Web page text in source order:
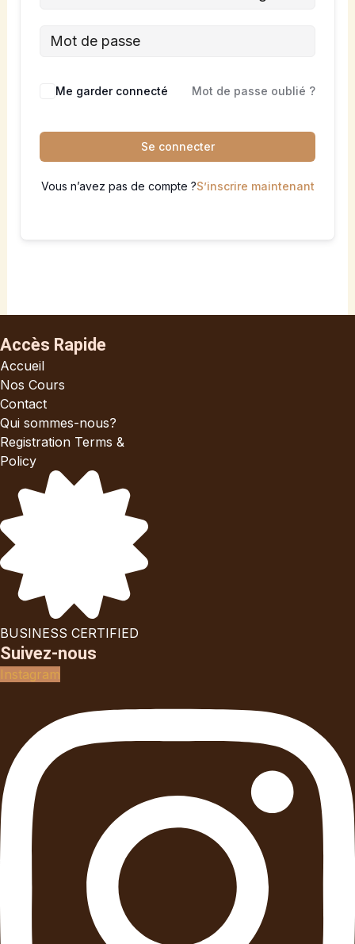
Me garder connecté Mot de passe oublié ?
Se connecter
Vous n’avez pas de compte ?S’inscrire maintenant
Accès Rapide
Accueil
Nos Cours
Contact
Qui sommes-nous?
Registration Terms &
Policy
BUSINESS CERTIFIED
Suivez-nous
Instagram